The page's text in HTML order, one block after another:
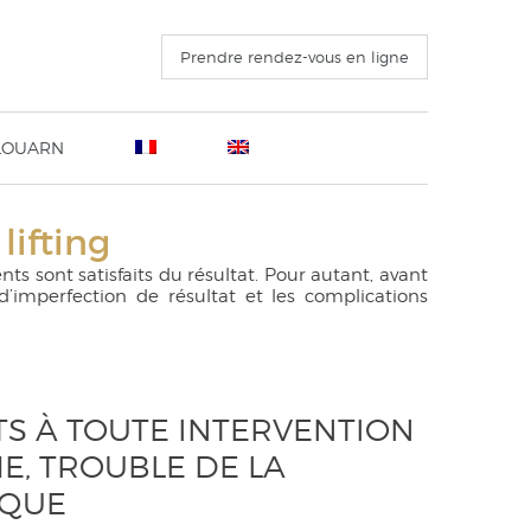
Prendre rendez-vous en ligne
Voyages à visée esthétique
Questions fréquentes
Lexique
23ème Congrès de l’ISAPS 25 octobre 2016
15 Octobre 2016
THE FACELIFT un livre technique destiné au
public
lifting
sont satisfaits du résultat. Pour autant, avant
de résultat et les complications
À TOUTE INTERVENTION
TROUBLE DE LA